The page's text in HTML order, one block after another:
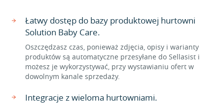
Łatwy dostęp do bazy produktowej hurtowni
Solution Baby Care.
Oszczędzasz czas, ponieważ zdjęcia, opisy i warianty
produktów są automatyczne przesyłane do Sellasist i
możesz je wykorzystywać, przy wystawianiu ofert w
dowolnym kanale sprzedaży.
Integracje z wieloma hurtowniami.